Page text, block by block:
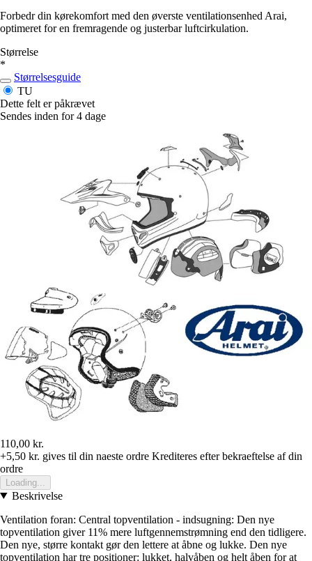
Forbedr din kørekomfort med den øverste ventilationsenhed Arai,
optimeret for en fremragende og justerbar luftcirkulation.
Størrelse
*
Størrelsesguide
TU
Dette felt er påkrævet
Sendes inden for 4 dage
110,00 kr.
+5,50 kr. gives til din naeste ordre Krediteres efter bekraeftelse af din
ordre
Loading...
Beskrivelse
Ventilation foran: Central topventilation - indsugning: Den nye
topventilation giver 11% mere luftgennemstrømning end den tidligere.
Den nye, større kontakt gør den lettere at åbne og lukke. Den nye
topventilation har tre positioner: lukket, halvåben og helt åben for at